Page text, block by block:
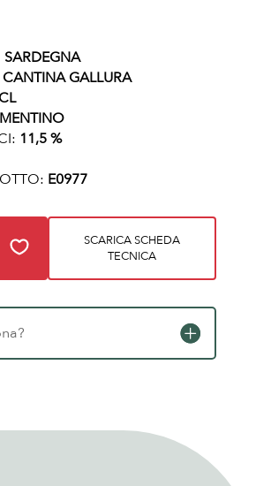
SARDEGNA
CANTINA GALLURA
11,5 %
E0977
SCARICA SCHEDA
TECNICA